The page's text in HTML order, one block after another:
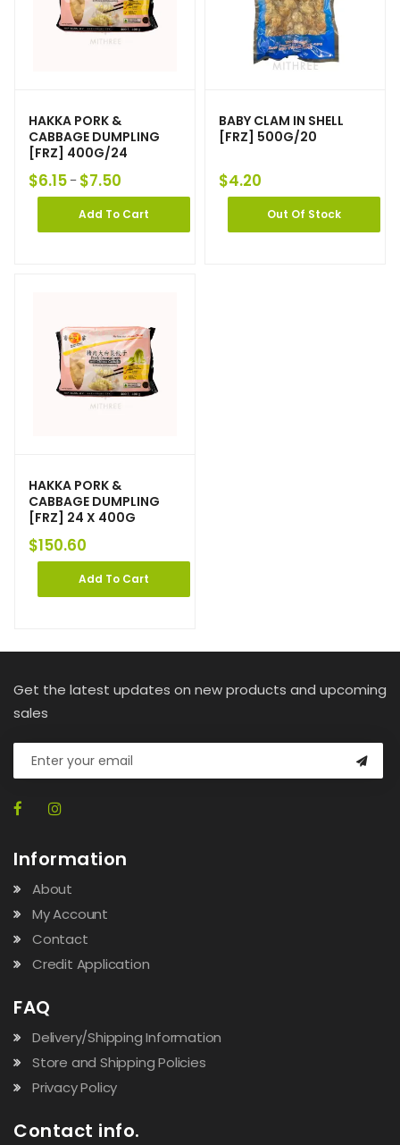
HAKKA PORK &
CABBAGE DUMPLING
[FRZ] 400G/24
$6.15 – $7.50
Add To Cart
BABY CLAM IN SHELL
[FRZ] 500G/20
$4.20
Out Of Stock
HAKKA PORK &
CABBAGE DUMPLING
[FRZ] 24 X 400G
$150.60
Add To Cart
Get the latest updates on new products and upcoming
sales
Information
About
My Account
Contact
Credit Application
FAQ
Delivery/Shipping Information
Store and Shipping Policies
Privacy Policy
Contact info.